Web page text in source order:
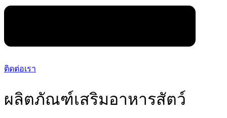
ติดต่อเรา
ผลิตภัณฑ์เสริมอาหารสัตว์